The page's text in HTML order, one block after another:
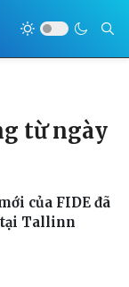
từ ngày
của FIDE đã
tại Tallinn